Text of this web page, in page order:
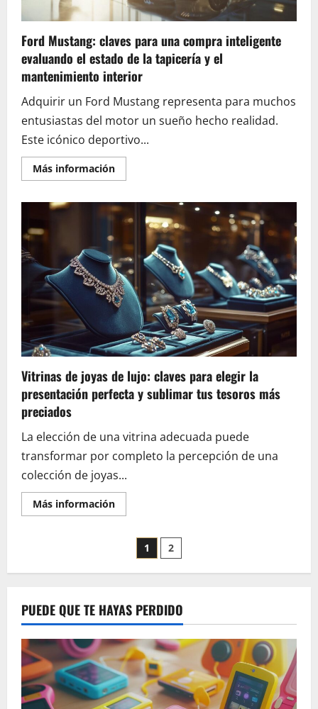
Ford Mustang: claves para una compra inteligente
evaluando el estado de la tapicería y el
mantenimiento interior
Adquirir un Ford Mustang representa para muchos
entusiastas del motor un sueño hecho realidad.
Este icónico deportivo...
Más informaciónEn
savoir
Ford
Mustang:
claves
una
compra
inteligente
evaluando
el
estado
de
la
tapicería
y
el
mantenimiento
Vitrinas de joyas de lujo: claves para elegir la
presentación perfecta y sublimar tus tesoros más
preciados
La elección de una vitrina adecuada puede
transformar por completo la percepción de una
colección de joyas...
Más informaciónEn
savoir
Vitrinas
joyas
de
para
elegir
la
perfecta
y
sublimar
tus
tesoros
más
preciados
Pagination
des
publications
1 2
PUEDE QUE TE HAYAS PERDIDO